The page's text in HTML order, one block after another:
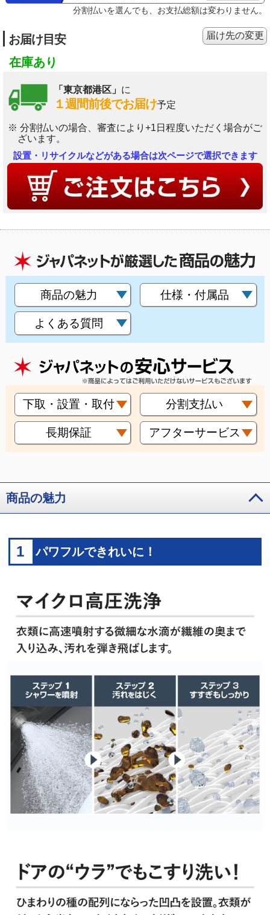
分割払いを選んでも、お支払総額は変わりません。
お届け目安
在庫あり
「東京都港区」 に
１週間前後でお届け予定
※ 分割払いの場合、審査により+1日程度いただく場合がご
ざいます。
届け先の変更
設置・リサイクルなどがある場合は次ページで選択できます
商品の魅力 仕様・付属品
よくある質問
下取・設置・取付 分割支払い
長期保証 アフターサービス
商品の魅力
1 パワフルできれいに！